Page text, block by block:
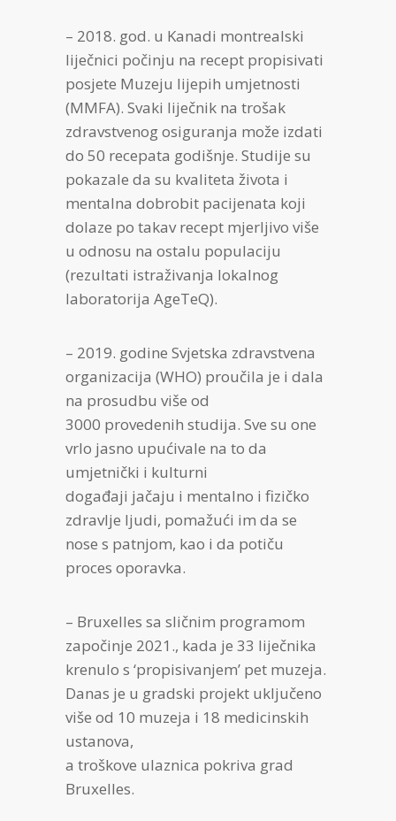
– 2018. god. u Kanadi montrealski
liječnici počinju na recept propisivati
posjete Muzeju lijepih umjetnosti
(MMFA). Svaki liječnik na trošak
zdravstvenog osiguranja može izdati
do 50 recepata godišnje. Studije su
pokazale da su kvaliteta života i
mentalna dobrobit pacijenata koji
dolaze po takav recept mjerljivo više
u odnosu na ostalu populaciju
(rezultati istraživanja lokalnog
laboratorija AgeTeQ).
– 2019. godine Svjetska zdravstvena
organizacija (WHO) proučila je i dala
na prosudbu više od
3000 provedenih studija. Sve su one
vrlo jasno upućivale na to da
umjetnički i kulturni
događaji jačaju i mentalno i fizičko
zdravlje ljudi, pomažući im da se
nose s patnjom, kao i da potiču
proces oporavka.
– Bruxelles sa sličnim programom
započinje 2021., kada je 33 liječnika
krenulo s ‘propisivanjem’ pet muzeja.
Danas je u gradski projekt uključeno
više od 10 muzeja i 18 medicinskih
ustanova,
a troškove ulaznica pokriva grad
Bruxelles.